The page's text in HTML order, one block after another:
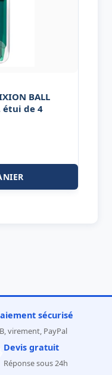
BALL
étui de 4
sécurisé
virement, PayPal
Devis gratuit
Réponse sous 24h